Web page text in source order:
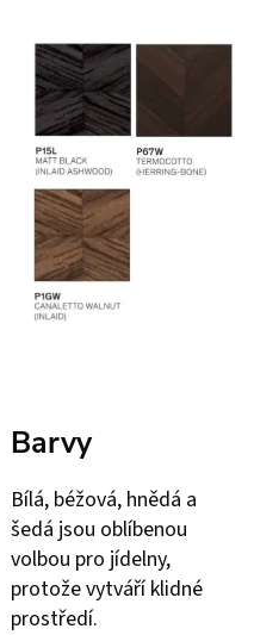
Barvy
Bílá, béžová, hnědá a
šedá jsou oblíbenou
volbou pro jídelny,
protože vytváří klidné
prostředí.